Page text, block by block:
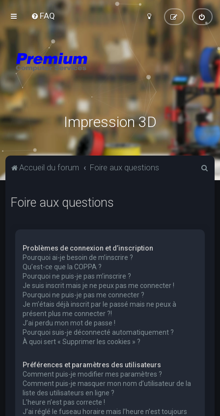
FAQ
Impression 3D
Accueil du forum Foire aux questions
Foire aux questions
Problèmes de connexion et d’inscription
Pourquoi ai-je besoin de m’inscrire ?
Qu’est-ce que la COPPA ?
Pourquoi ne puis-je pas m’inscrire ?
Je suis inscrit mais je ne peux pas me connecter !
Pourquoi ne puis-je pas me connecter ?
Je m’étais déjà inscrit par le passé mais ne peux à
présent plus me connecter ?!
J’ai perdu mon mot de passe !
Pourquoi suis-je déconnecté automatiquement ?
À quoi sert « Supprimer les cookies » ?
Préférences et paramètres des utilisateurs
Comment puis-je modifier mes paramètres ?
Comment puis-je masquer mon nom d’utilisateur de la
liste des utilisateurs en ligne ?
L’heure n’est pas correcte !
J’ai réglé le fuseau horaire mais l’heure n’est toujours